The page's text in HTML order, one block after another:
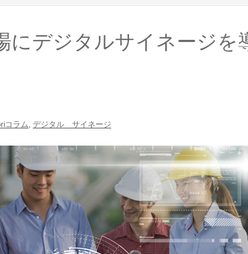
デジタルサイネージを
コラム デジタル サイネージ